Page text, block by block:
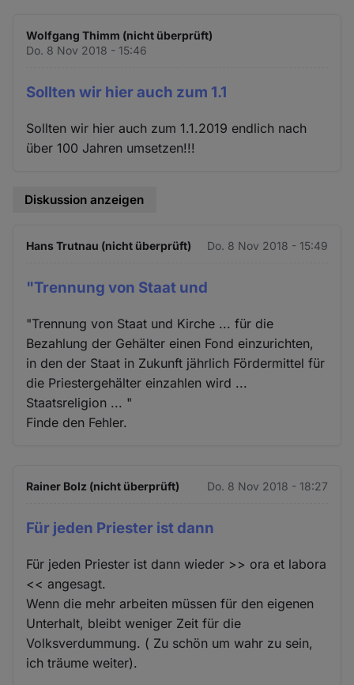
Wolfgang Thimm (nicht überprüft)
Do. 8 Nov 2018 - 15:46
Sollten wir hier auch zum 1.1
Sollten wir hier auch zum 1.1.2019 endlich nach
über 100 Jahren umsetzen!!!
Diskussion anzeigen
Hans Trutnau (nicht überprüft) Do. 8 Nov 2018 - 15:49
"Trennung von Staat und
"Trennung von Staat und Kirche ... für die
Bezahlung der Gehälter einen Fond einzurichten,
in den der Staat in Zukunft jährlich Fördermittel für
die Priestergehälter einzahlen wird ...
Staatsreligion ... "
Finde den Fehler.
Rainer Bolz (nicht überprüft) Do. 8 Nov 2018 - 18:27
Für jeden Priester ist dann
Für jeden Priester ist dann wieder >> ora et labora
<< angesagt.
Wenn die mehr arbeiten müssen für den eigenen
Unterhalt, bleibt weniger Zeit für die
Volksverdummung. ( Zu schön um wahr zu sein,
ich träume weiter).